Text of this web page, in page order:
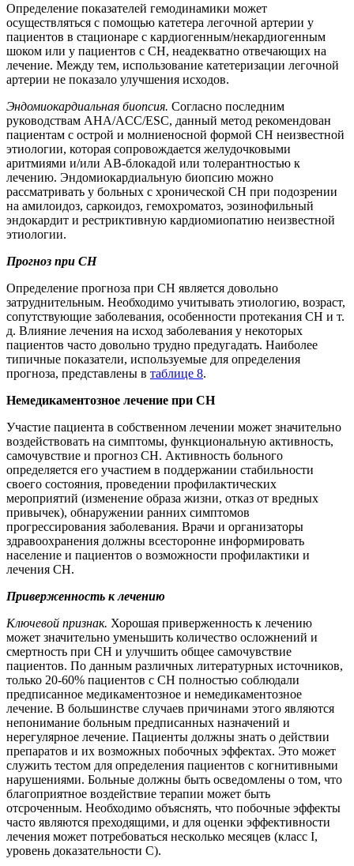
Определение показателей гемодинамики может
осуществляться с помощью катетера легочной артерии у
пациентов в стационаре с кардиогенным/некардиогенным
шоком или у пациентов с СН, неадекватно отвечающих на
лечение. Между тем, использование катетеризации легочной
артерии не показало улучшения исходов.
Эндомиокардиальная биопсия. Согласно последним
руководствам AHA/ACC/ESC, данный метод рекомендован
пациентам с острой и молниеносной формой СН неизвестной
этиологии, которая сопровождается желудочковыми
аритмиями и/или АВ-блокадой или толерантностью к
лечению. Эндомиокардиальную биопсию можно
рассматривать у больных с хронической СН при подозрении
на амилоидоз, саркоидоз, гемохроматоз, эозинофильный
эндокардит и рестриктивную кардиомиопатию неизвестной
этиологии.
Прогноз при СН
Определение прогноза при СН является довольно
затруднительным. Необходимо учитывать этиологию, возраст,
сопутствующие заболевания, особенности протекания СН и т.
д. Влияние лечения на исход заболевания у некоторых
пациентов часто довольно трудно предугадать. Наиболее
типичные показатели, используемые для определения
прогноза, представлены в таблице 8.
Немедикаментозное лечение при СН
Участие пациента в собственном лечении может значительно
воздействовать на симптомы, функциональную активность,
самочувствие и прогноз СН. Активность больного
определяется его участием в поддержании стабильности
своего состояния, проведении профилактических
мероприятий (изменение образа жизни, отказ от вредных
привычек), обнаружении ранних симптомов
прогрессирования заболевания. Врачи и организаторы
здравоохранения должны всесторонне информировать
население и пациентов о возможности профилактики и
лечения СН.
Приверженность к лечению
Ключевой признак. Хорошая приверженность к лечению
может значительно уменьшить количество осложнений и
смертность при СН и улучшить общее самочувствие
пациентов. По данным различных литературных источников,
только 20-60% пациентов с СН полностью соблюдали
предписанное медикаментозное и немедикаментозное
лечение. В большинстве случаев причинами этого являются
непонимание больным предписанных назначений и
нерегулярное лечение. Пациенты должны знать о действии
препаратов и их возможных побочных эффектах. Это может
служить тестом для определения пациентов с когнитивными
нарушениями. Больные должны быть осведомлены о том, что
благоприятное воздействие терапии может быть
отсроченным. Необходимо объяснять, что побочные эффекты
часто являются преходящими, и для оценки эффективности
лечения может потребоваться несколько месяцев (класс I,
уровень доказательности С).